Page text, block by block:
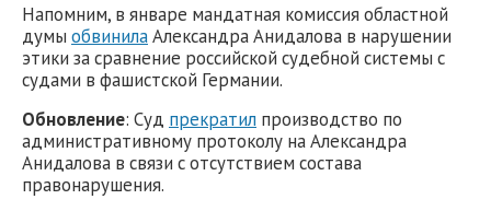
Напомним, в январе мандатная комиссия областной
думы обвинилаАлександра Анидалова в нарушении
этики за сравнение российской судебной системы с
судами в фашистской Германии.
Обновление: Суд прекратил производство по
административному протоколу на Александра
Анидалова в связи с отсутствием состава
правонарушения.